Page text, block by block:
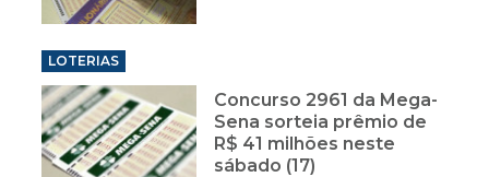
LOTERIAS
Concurso 2961 da Mega-
Sena sorteia prêmio de
R$ 41 milhões neste
sábado (17)